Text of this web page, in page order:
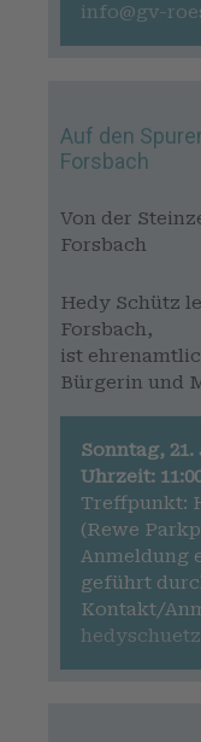
info@gv-
Auf den
Forsbach
Von der
Forsbach
Hedy Schütz
Forsbach,
ist
Bürgerin und
Sonntag, 21.
Uhrzeit:
Treffpunkt:
(Rewe
Anmeldung
geführt
Kontakt/